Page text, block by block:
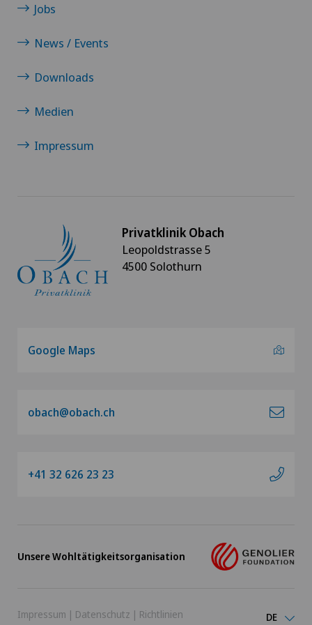
Schultergelenkarthrose
Schulterprothese
Sportmedizin
VELYS™
Jobs
News / Events
Downloads
Medien
Impressum
Privatklinik Obach
Leopoldstrasse 5
4500 Solothurn
Google Maps
obach@obach.ch
+41 32 626 23 23
Unsere Wohltätigkeitsorganisation
Impressum | Datenschutz | Richtlinien DE